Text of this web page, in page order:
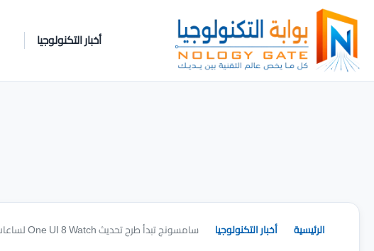
أخبار التكنولوجيا
الرئيسية أخبار التكنولوجيا سامسونج تبدأ طرح تحديث One UI 8 Watch لساعات Galaxy Watch 6